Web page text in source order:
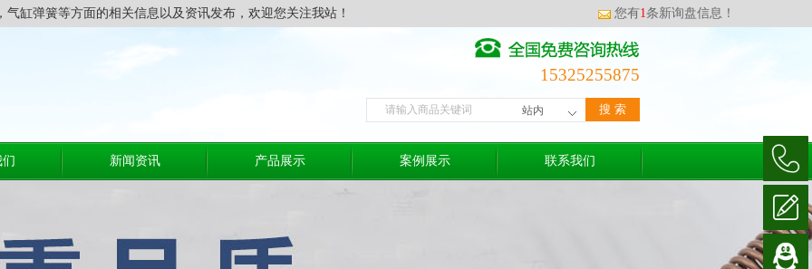
气缸弹簧等方面的相关信息以及资讯发布，欢迎您关注我站！ 您有1条新询盘信息！
15325255875
新闻资讯 产品展示 案例展示 联系我们